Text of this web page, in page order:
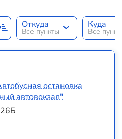
Откуда
Все пункты
Куда
Все
остановка
автовокзал"